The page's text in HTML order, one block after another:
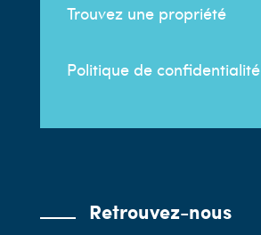
Trouvez une propriété
Politique de confidentialité
Retrouvez-nous